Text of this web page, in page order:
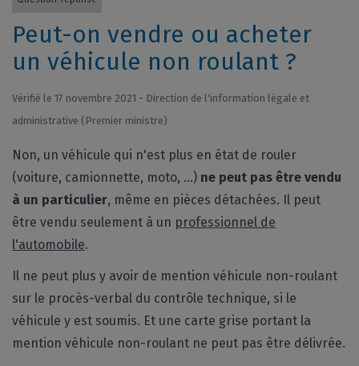
Peut-on vendre ou acheter
un véhicule non roulant ?
Vérifié le 17 novembre 2021 - Direction de l'information légale et
administrative (Premier ministre)
Non, un véhicule qui n'est plus en état de rouler
(voiture, camionnette, moto, ...) ne peut pas être vendu
à un particulier, même en pièces détachées. Il peut
être vendu seulement à un professionnel de
l'automobile.
Il ne peut plus y avoir de mention véhicule non-roulant
sur le procès-verbal du contrôle technique, si le
véhicule y est soumis. Et une carte grise portant la
mention véhicule non-roulant ne peut pas être délivrée.